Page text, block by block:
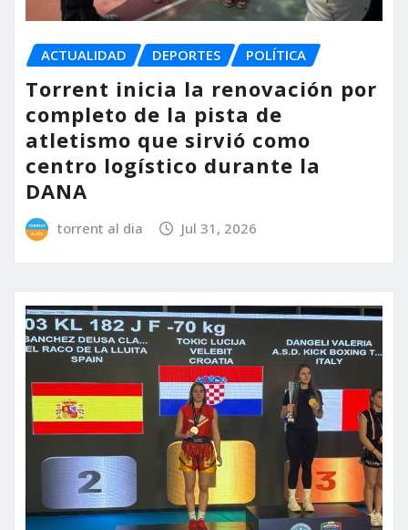
ACTUALIDAD DEPORTES POLÍTICA
Torrent inicia la renovación por
completo de la pista de
atletismo que sirvió como
centro logístico durante la
DANA
torrent al dia Jul 31, 2026